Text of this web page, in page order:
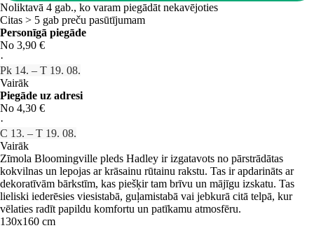
Noliktavā 4 gab., ko varam piegādāt nekavējoties
Citas > 5 gab preču pasūtījumam
Personīgā piegāde
No 3,90 €
·
Pk 14. – T 19. 08.
Vairāk
Piegāde uz adresi
No 4,30 €
·
C 13. – T 19. 08.
Vairāk
Zīmola Bloomingville pleds Hadley ir izgatavots no pārstrādātas
kokvilnas un lepojas ar krāsainu rūtainu rakstu. Tas ir apdarināts ar
dekoratīvām bārkstīm, kas piešķir tam brīvu un mājīgu izskatu. Tas
lieliski iederēsies viesistabā, guļamistabā vai jebkurā citā telpā, kur
vēlaties radīt papildu komfortu un patīkamu atmosfēru.
130x160 cm